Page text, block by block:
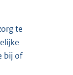
te
bij of